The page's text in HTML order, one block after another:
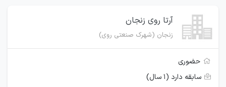
آرتا روی زنجان
زنجان (شهرک صنعتی روی)
حضوری
سابقه دارد (۱ سال)